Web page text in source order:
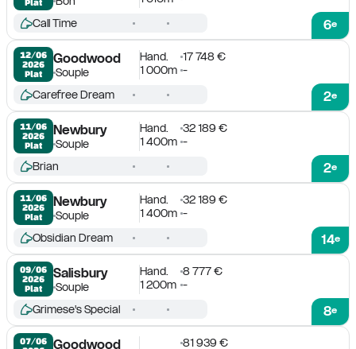
6e
Call Time
12/06
2026
Plat
Goodwood
Souple
Hand.
17 748 €
1 000m -
2e
Carefree Dream
11/06
2026
Plat
Newbury
Souple
Hand.
32 189 €
1 400m -
2e
Brian
11/06
2026
Plat
Newbury
Souple
Hand.
32 189 €
1 400m -
14e
Obsidian Dream
09/06
2026
Plat
Salisbury
Souple
Hand.
8 777 €
1 200m -
8e
Grimese's Special
07/06
Goodwood
81 939 €